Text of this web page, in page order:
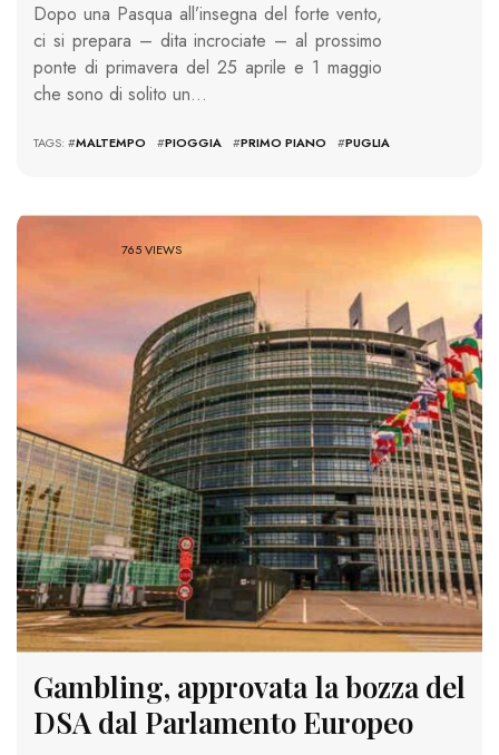
Dopo una Pasqua all’insegna del forte vento,
ci si prepara – dita incrociate – al prossimo
ponte di primavera del 25 aprile e 1 maggio
che sono di solito un…
TAGS: #MALTEMPO #PIOGGIA #PRIMO PIANO #PUGLIA
765 VIEWS
Gambling, approvata la bozza del
DSA dal Parlamento Europeo